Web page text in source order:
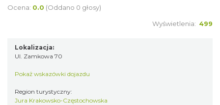
Ocena: 0.0 (Oddano 0 głosy)
Wyświetlenia: 499
Lokalizacja:
Ul. Zamkowa 70
Pokaż wskazówki dojazdu
Region turystyczny:
Jura Krakowsko-Częstochowska